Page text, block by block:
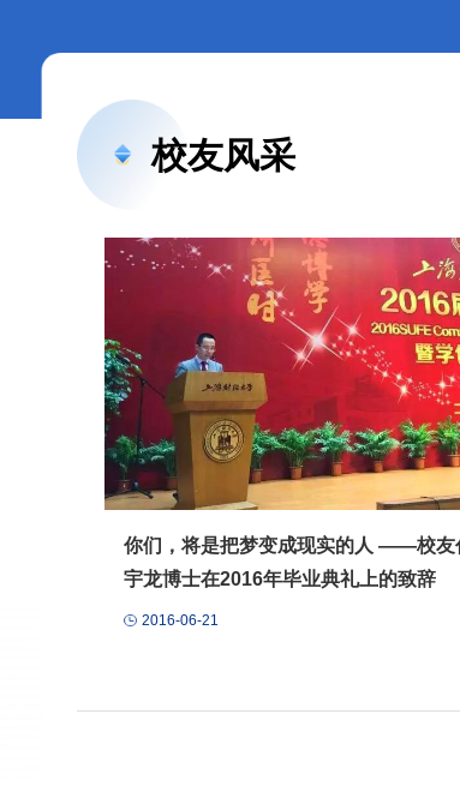
校友风采
你们，将是把梦变成现实的人 ——校友代表赵
宇龙博士在2016年毕业典礼上的致辞
2016-06-21